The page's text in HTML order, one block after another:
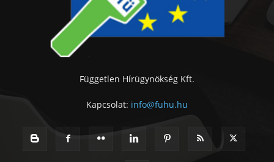
Független Hírügynökség Kft.
Kapcsolat: info@fuhu.hu